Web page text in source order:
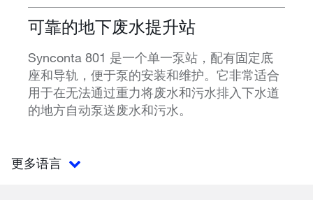
可靠的地下废水提升站
Synconta 801 是一个单一泵站，配有固定底
座和导轨，便于泵的安装和维护。它非常适合
用于在无法通过重力将废水和污水排入下水道
的地方自动泵送废水和污水。
更多语言